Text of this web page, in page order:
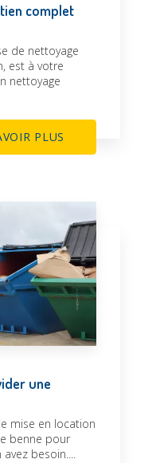
complet
de nettoyage
est à votre
nettoyage
PLUS
une
mise en location
benne pour
besoin....